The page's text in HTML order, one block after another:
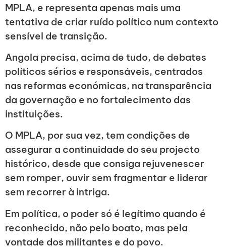
MPLA, e representa apenas mais uma
tentativa de criar ruído político num contexto
sensível de transição.
Angola precisa, acima de tudo, de debates
políticos sérios e responsáveis, centrados
nas reformas económicas, na transparência
da governação e no fortalecimento das
instituições.
O MPLA, por sua vez, tem condições de
assegurar a continuidade do seu projecto
histórico, desde que consiga rejuvenescer
sem romper, ouvir sem fragmentar e liderar
sem recorrer à intriga.
Em política, o poder só é legítimo quando é
reconhecido, não pelo boato, mas pela
vontade dos militantes e do povo.